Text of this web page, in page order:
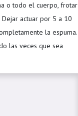
o todo el cuerpo, frotar
actuar por 5 a 10
la espuma.
las veces que sea